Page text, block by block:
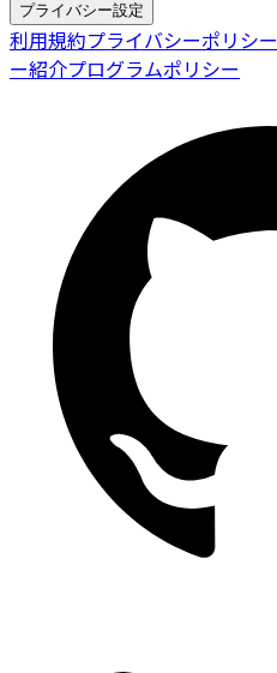
プライバシー設定
利用規約プライバシーポリシー
ー紹介プログラムポリシー